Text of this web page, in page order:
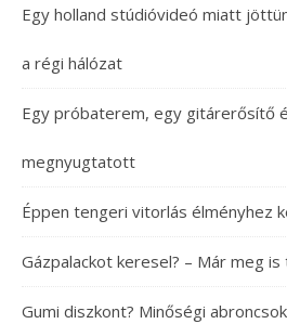
Egy holland stúdióvideó miatt
a régi hálózat
Egy próbaterem, egy gitárerősítő
megnyugtatott
Éppen tengeri vitorlás élményhez
Gázpalackot keresel? – Már meg is
Gumi diszkont? Minőségi